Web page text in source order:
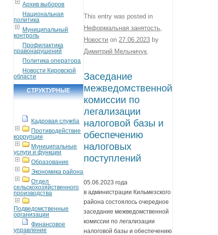
Архив выборов
Национальная
политика
Муниципальный
контроль
Профилактика
правонарушений
Политика оператора
Новости Кировской
области
СТРУКТУРНЫЕ
Кадровая служба
Противодействие
коррупции
Муниципальные
услуги и функции
Образование
Экономика района
Отдел
сельскохозяйственного
производства
Подведомственные
организации
Финансовое
управление
This entry was posted in
Неформальная занятость
Новости on 27.06.2023 by
Димитрий Мельничук
Заседание
межведомственной
комиссии по
легализации
налоговой базы и
обеспечению
налоговых
поступлений
05.06.2023 года
в администрации Кильмезского
района состоялось очередное
заседание межведомственной
комиссии по легализации
налоговой базы и обеспечению